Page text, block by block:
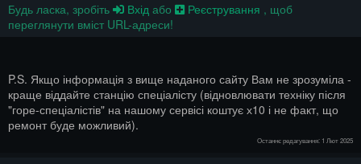
Будь ласка, зробіть
Вхід або Реєстрування , щоб
переглянути вміст URL-адреси!
P.S. Якщо інформація з вище наданого сайту Вам не зрозуміла -
краще віддайте станцію спеціалісту (відновлювати техніку після
"горе-спеціалістів" на нашому сервісі коштує х10 і не факт, що
ремонт буде можливий).
Останнє редагування: 1 Лют 2025